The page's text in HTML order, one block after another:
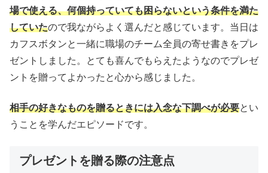
場で使える、何個持っていても困らないという条件を満た
していたので我ながらよく選んだと感じています。当日は
カフスボタンと一緒に職場のチーム全員の寄せ書きをプレ
ゼントしました。とても喜んでもらえたようなのでプレゼ
ントを贈ってよかったと心から感じました。
相手の好きなものを贈るときには入念な下調べが必要とい
うことを学んだエピソードです。
プレゼントを贈る際の注意点